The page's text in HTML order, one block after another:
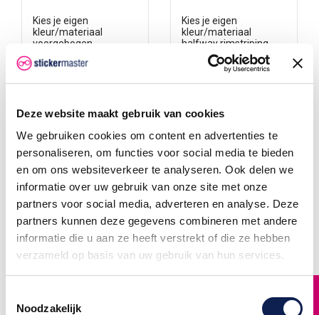
Deze website maakt gebruik van cookies
We gebruiken cookies om content en advertenties te
personaliseren, om functies voor social media te bieden
en om ons websiteverkeer te analyseren. Ook delen we
informatie over uw gebruik van onze site met onze
partners voor social media, adverteren en analyse. Deze
partners kunnen deze gegevens combineren met andere
informatie die u aan ze heeft verstrekt of die ze hebben
verzameld op basis van uw gebruik van hun services.
Noodzakelijk
Kies je eigen
kleur/materiaal
voorgebogen
Kies je eigen
uniek met velgstriping!
vervaardigd van duurzaam
vinyl en hebben een lang
levensduur.
€ 29,95
Kies je eigen
kleur/materiaal
halfway rimstriping
motor
Kies je eigen
uniek met velgstriping!
vervaardigd van duurzaam
levensduur.
€ 29,95